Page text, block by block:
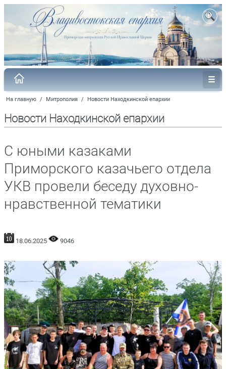
На главную / Митрополия / Новости Находкинской епархии
Новости Находкинской епархии
С юными казаками
Приморского казачьего отдела
УКВ провели беседу духовно-
нравственной тематики
18.06.2025 9046